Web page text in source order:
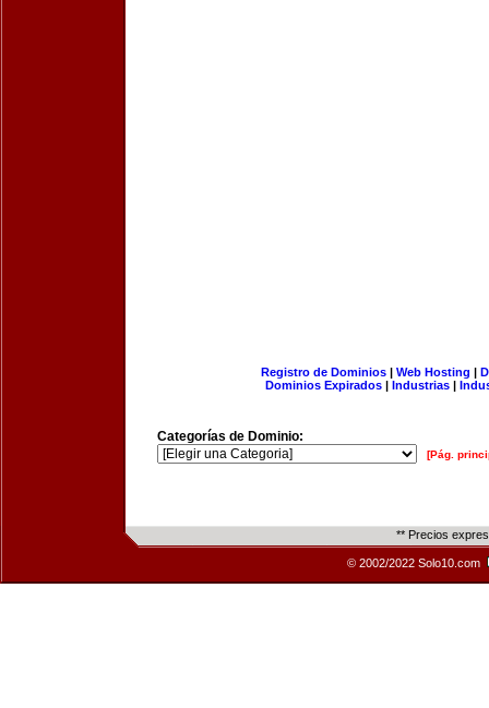
Registro de Dominios| Web Hosting |
Dominios Expirados | Industrias |
Categorías de Dominio:
[Pág.
** Precios
© 2002/2022 Solo10.com